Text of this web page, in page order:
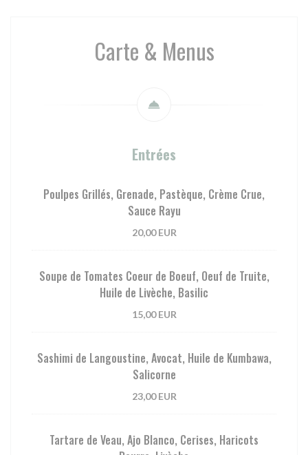
Carte & Menus
Entrées
Poulpes Grillés, Grenade, Pastèque, Crème Crue,
Sauce Rayu
20,00 EUR
Soupe de Tomates Coeur de Boeuf, Oeuf de Truite,
Huile de Livèche, Basilic
15,00 EUR
Sashimi de Langoustine, Avocat, Huile de Kumbawa,
Salicorne
23,00 EUR
Tartare de Veau, Ajo Blanco, Cerises, Haricots